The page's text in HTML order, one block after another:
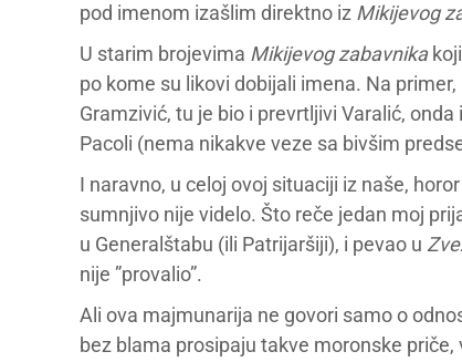
pod imenom izašlim direktno iz Mikijevog
U starim brojevima Mikijevog zabavnikakoji
po kome su likovi dobijali imena. Na
Gramzivić, tu je bio i prevrtljivi Varalić,
Pacoli (nema nikakve veze sa bivšim
I naravno, u celoj ovoj situaciji iz naše,
sumnjivo nije videlo. Što reče jedan moj
u Generalštabu (ili Patrijaršiji), i pevao u
nije ”provalio”.
Ali ova majmunarija ne govori samo o
bez blama prosipaju takve moronske